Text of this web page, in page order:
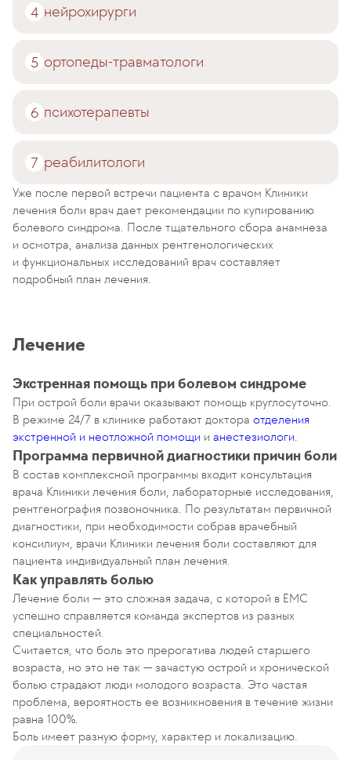
нейрохирурги
ортопеды-травматологи
психотерапевты
реабилитологи
Уже после первой встречи пациента с врачом Клиники
лечения боли врач дает рекомендации по купированию
болевого синдрома. После тщательного сбора анамнеза
и осмотра, анализа данных рентгенологических
и функциональных исследований врач составляет
подробный план лечения.
Лечение
Экстренная помощь при болевом синдроме
При острой боли врачи оказывают помощь круглосуточно.
В режиме 24/7 в клинике работают доктора отделения
экстренной и неотложной помощи и анестезиологи.
Программа первичной диагностики причин боли
В состав комплексной программы входит консультация
врача Клиники лечения боли, лабораторные исследования,
рентгенография позвоночника. По результатам первичной
диагностики, при необходимости собрав врачебный
консилиум, врачи Клиники лечения боли составляют для
пациента индивидуальный план лечения.
Как управлять болью
Лечение боли — это сложная задача, с которой в ЕМС
успешно справляется команда экспертов из разных
специальностей.
Считается, что боль это прерогатива людей старшего
возраста, но это не так — зачастую острой и хронической
болью страдают люди молодого возраста. Это частая
проблема, вероятность ее возникновения в течение жизни
равна 100%.
Боль имеет разную форму, характер и локализацию.